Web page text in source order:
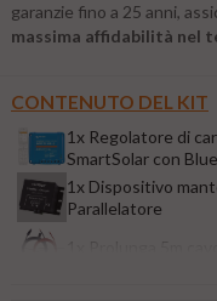
garanzie fino a 25 anni,
massima affidabilità nel
CONTENUTO DEL KIT
1x Regolatore di
SmartSolar con
1x Dispositivo
Parallelatore
1x Set montaggio